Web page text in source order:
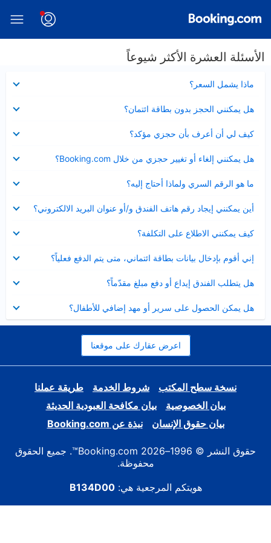
الأسئلة العشرة الأكثر شيوعاً
ماذا يشمل السعر؟
مصغر
هل يمكنني الحجز بدون بطاقة ائتمان؟
مصغر
كيف لي أن أعرف بأن حجزي مؤكد؟
مصغر
هل يمكنني إلغاء أو تغيير حجزي من خلال Booking.com؟
مصغر
ما هو الرقم السري ولماذا أحتاج إليه؟
مصغر
أين يمكنني إيجاد رقم هاتف الفندق و/أو عنوان البريد الالكتروني؟
عرض
مصغر
كيف يمكنني الاطلاع على التكلفة؟
مصغر
إني أقوم بإدخال بيانات بطاقة ائتماني، متى يتم الدفع فعلياً؟
مصغر
هل يتطلب الفندق إيداع أو دفع مبلغ مقدّماً؟
مصغر
هل يمكن الحصول على سرير أو مهد إضافي للأطفال؟
مصغر
اعرض عقارك على موقعنا
نسخة سطح المكتب شروط الخدمة
طريقة عملنا
بيان الخصوصية
بيان مكافحة العبودية الحديثة
بيان حقوق الإنسان
نبذة عن Booking.com
حقوق النشر © 1996–2026 Booking.com™. جميع الحقوق
محفوظة.
هويتكم المرجعية هي:B134D00